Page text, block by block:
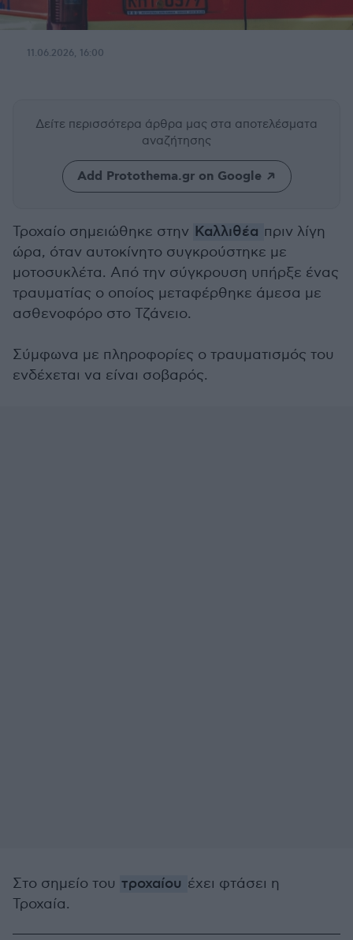
11.06.2026, 16:00
Δείτε περισσότερα άρθρα μας στα αποτελέσματα
αναζήτησης
Add Protothema.gr on Google
Τροχαίο σημειώθηκε στην Καλλιθέα πριν λίγη
ώρα, όταν αυτοκίνητο συγκρούστηκε με
μοτοσυκλέτα. Από την σύγκρουση υπήρξε ένας
τραυματίας ο οποίος μεταφέρθηκε άμεσα με
ασθενοφόρο στο Τζάνειο.
Σύμφωνα με πληροφορίες ο τραυματισμός του
ενδέχεται να είναι σοβαρός.
Στο σημείο του τροχαίου έχει φτάσει η
Τροχαία.